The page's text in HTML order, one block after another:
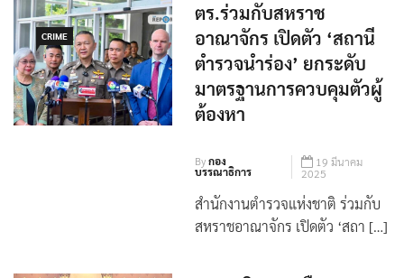
CRIME
ตร.ร่วมกับสหราช
อาณาจักร เปิดตัว ‘สถานี
ตำรวจนำร่อง’ ยกระดับ
มาตรฐานการควบคุมตัวผู้
ต้องหา
Byกอง
บรรณาธิการ
19 มีนาคม
2025
สำนักงานตำรวจแห่งชาติ ร่วมกับ
สหราชอาณาจักร เปิดตัว ‘สถา […]